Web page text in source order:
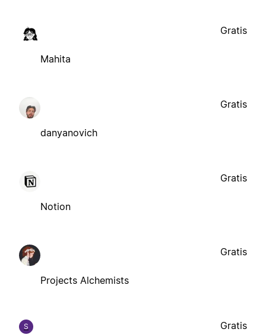
Mahita
Gratis
danyanovich
Gratis
Notion
Gratis
Projects Alchemists
Gratis
S Gratis